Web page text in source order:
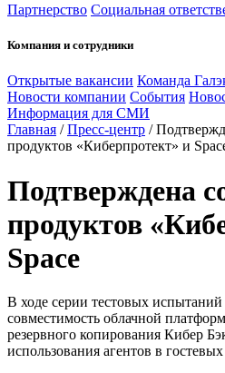
Партнерство Социальная
Компания и сотрудники
Открытые вакансии Команда
Новости компании События
Информация для СМИ
Главная / Пресс-центр /
продуктов «Киберпротект» и
Подтверждена
продуктов
Space
В ходе серии тестовых
совместимость облачной
резервного копирования Кибер
использования агентов в